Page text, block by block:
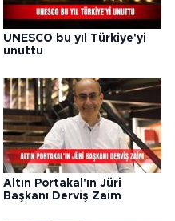
UNESCO bu yıl Türkiye'yi
unuttu
Altın Portakal'ın Jüri
Başkanı Derviş Zaim